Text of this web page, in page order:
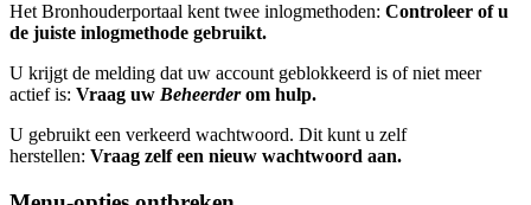
Het Bronhouderportaal kent twee inlogmethoden: Controleer of u
de juiste inlogmethode gebruikt.
U krijgt de melding dat uw account geblokkeerd is of niet meer
actief is: Vraag uw Beheerder om hulp.
U gebruikt een verkeerd wachtwoord. Dit kunt u zelf
herstellen: Vraag zelf een nieuw wachtwoord aan.